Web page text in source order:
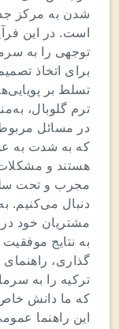
شدن به مرکز
است. در این
توجهی را به
برای اتخاذ
تسلط بر
ترم گلوبال،
در مسائل
که به شدت به
هستند و مشکلات
مجرب و تحت
دنبال می‌کنیم.
مشتریان خود در
به نتایج
گذاری،
ترکیه را به
که ما دانش
این راهنما